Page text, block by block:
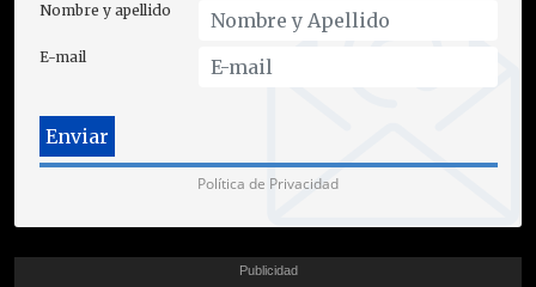
Nombre y apellido
E-mail
Política de Privacidad